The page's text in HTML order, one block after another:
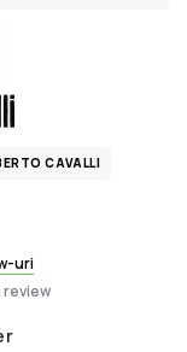
uri
CAVALLI